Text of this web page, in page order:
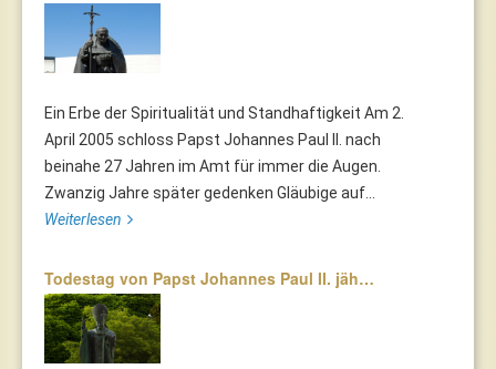
Ein Erbe der Spiritualität und Standhaftigkeit Am 2.
April 2005 schloss Papst Johannes Paul II. nach
beinahe 27 Jahren im Amt für immer die Augen.
Zwanzig Jahre später gedenken Gläubige auf...
Weiterlesen
Todestag von Papst Johannes Paul II. jäh…